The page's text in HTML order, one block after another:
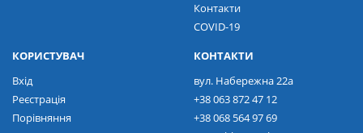
Контакти
COVID-19
КОРИСТУВАЧ
Вхід
Реєстрація
Порівняння
КОНТАКТИ
вул. Набережна 22а
+38 063 872 47 12
+38 068 564 97 69